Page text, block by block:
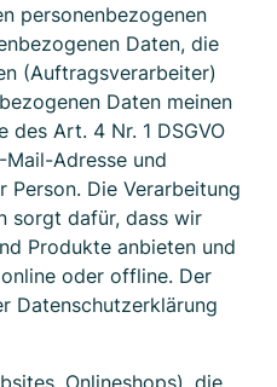
personenbezogenen
Daten, die
(Auftragsverarbeiter)
Daten meinen
des Art. 4 Nr. 1 DSGVO
Adresse und
Person. Die Verarbeitung
sorgt dafür, dass wir
Produkte anbieten und
oder offline. Der
Datenschutzerklärung
Onlineshops), die